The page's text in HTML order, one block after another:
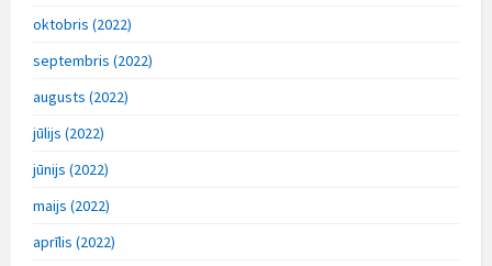
oktobris (2022)
septembris (2022)
augusts (2022)
jūlijs (2022)
jūnijs (2022)
maijs (2022)
aprīlis (2022)